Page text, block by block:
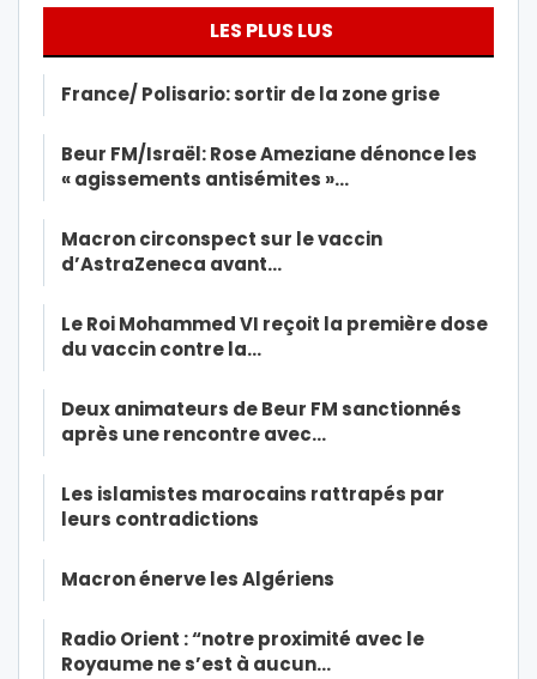
LES PLUS LUS
France/ Polisario: sortir de la zone grise
Beur FM/Israël: Rose Ameziane dénonce les
« agissements antisémites »…
Macron circonspect sur le vaccin
d’AstraZeneca avant…
Le Roi Mohammed VI reçoit la première dose
du vaccin contre la…
Deux animateurs de Beur FM sanctionnés
après une rencontre avec…
Les islamistes marocains rattrapés par
leurs contradictions
Macron énerve les Algériens
Radio Orient : “notre proximité avec le
Royaume ne s’est à aucun…